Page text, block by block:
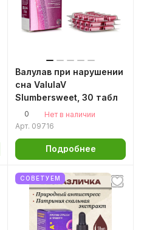
Валулав при нарушении
сна ValulaV
Slumbersweet, 30 табл
0
Нет в наличии
Арт. 09716
Подробнее
СОВЕТУЕМ